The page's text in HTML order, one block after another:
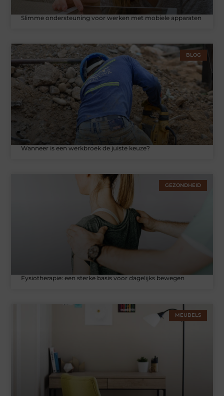
Slimme ondersteuning voor werken met mobiele apparaten
BLOG
Wanneer is een werkbroek de juiste keuze?
GEZONDHEID
Fysiotherapie: een sterke basis voor dagelijks bewegen
MEUBELS